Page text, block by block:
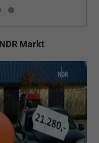
Markt